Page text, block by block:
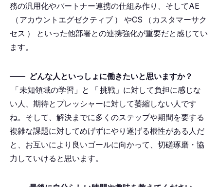
務の汎用化やパートナー連携の仕組み作り、そしてAE
（ アカウントエグゼクティブ ） やCS （ カスタマーサク
セス ）
といった他部署との連携強化が重要だと感じてい
ます。
―― どんな人といっしょに働きたいと思いますか？
「未知領域の学習」と 「挑戦」に対して負担に感じな
い人、期待とプレッシャーに対して萎縮しない人です
ね。そして、解決までに多くのステップや期間を要する
複雑な課題に対してめげずにやり遂げる根性がある人だ
と、お互いにより良いゴールに向かって、切磋琢磨・協
力していけると思います。